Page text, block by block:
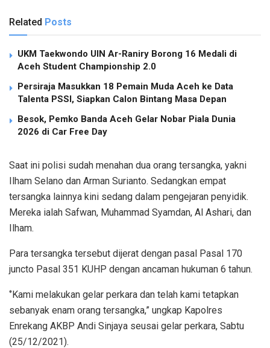
Related Posts
UKM Taekwondo UIN Ar-Raniry Borong 16 Medali di
Aceh Student Championship 2.0
Persiraja Masukkan 18 Pemain Muda Aceh ke Data
Talenta PSSI, Siapkan Calon Bintang Masa Depan
Besok, Pemko Banda Aceh Gelar Nobar Piala Dunia
2026 di Car Free Day
Saat ini polisi sudah menahan dua orang tersangka, yakni
Ilham Selano dan Arman Surianto. Sedangkan empat
tersangka lainnya kini sedang dalam pengejaran penyidik.
Mereka ialah Safwan, Muhammad Syamdan, Al Ashari, dan
Ilham.
Para tersangka tersebut dijerat dengan pasal Pasal 170
juncto Pasal 351 KUHP dengan ancaman hukuman 6 tahun.
‘’Kami melakukan gelar perkara dan telah kami tetapkan
sebanyak enam orang tersangka,” ungkap Kapolres
Enrekang AKBP Andi Sinjaya seusai gelar perkara, Sabtu
(25/12/2021).